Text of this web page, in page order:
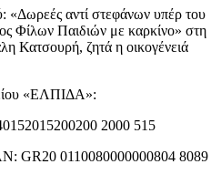
«Δωρεές αντί στεφάνων υπέρ του
Φίλων Παιδιών με καρκίνο» στη
Κατσουρή, ζητά η οικογένειά
«ΕΛΠΙΔΑ»:
2000 515
GR20 0110080000000804 8089